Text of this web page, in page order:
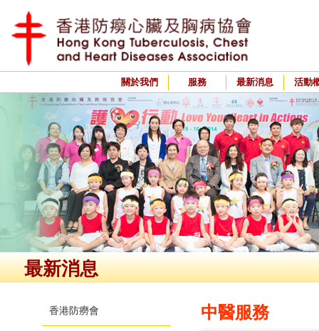
關於我們 服務 最新消息 活動
最新消息
香港防癆會 中醫服務